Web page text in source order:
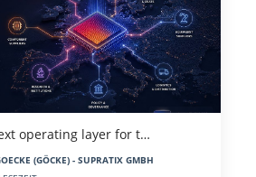
operating layer for t…
(GÖCKE) - SUPRATIX GMBH